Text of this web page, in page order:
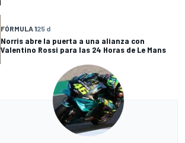
FÓRMULA 125 d
Norris abre la puerta a una alianza con
Valentino Rossi para las 24 Horas de Le Mans